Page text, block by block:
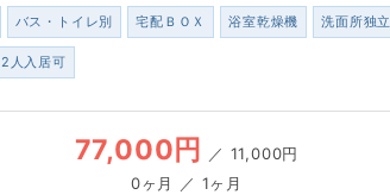
バス・トイレ別 宅配ＢＯＸ 浴室乾燥機 洗面所独立
2人入居可
77,000円 ／ 11,000円
0ヶ月 ／ 1ヶ月